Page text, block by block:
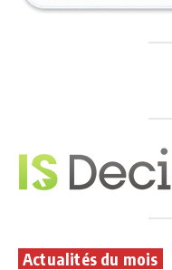
Actualités du mois